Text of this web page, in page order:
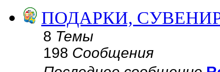
ПОДАРКИ,
8 Темы
198 Сообщения